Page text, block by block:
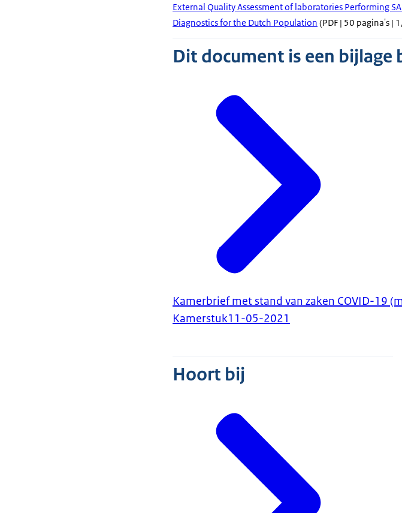
External Quality Assessment of laboratories Performing
Diagnostics for the Dutch Population (PDF | 50 pagina's |
Dit document is een bijlage
Kamerbrief met stand van zaken COVID-19
Kamerstuk11-05-2021
Hoort bij